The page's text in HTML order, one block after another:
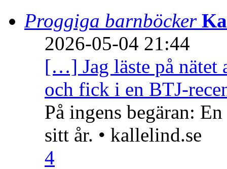
Proggiga barnböcker
2026-05-04 21:44
[…] Jag läste på nätet
och fick i en BTJ-
På ingens begäran:
sitt år. • kallelind.se
4